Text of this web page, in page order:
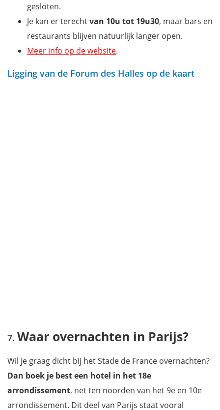
gesloten.
Je kan er terechtvan 10u tot 19u30, maar bars en
restaurants blijven natuurlijk langer open.
Meer info op de website.
Ligging van de Forum des Halles op de kaart
Waar overnachten in Parijs?
Wil je graag dicht bij het Stade de France overnachten?
Dan boek je best een hotel in het 18e
arrondissement, net ten noorden van het 9e en 10e
arrondissement. Dit deel van Parijs staat vooral